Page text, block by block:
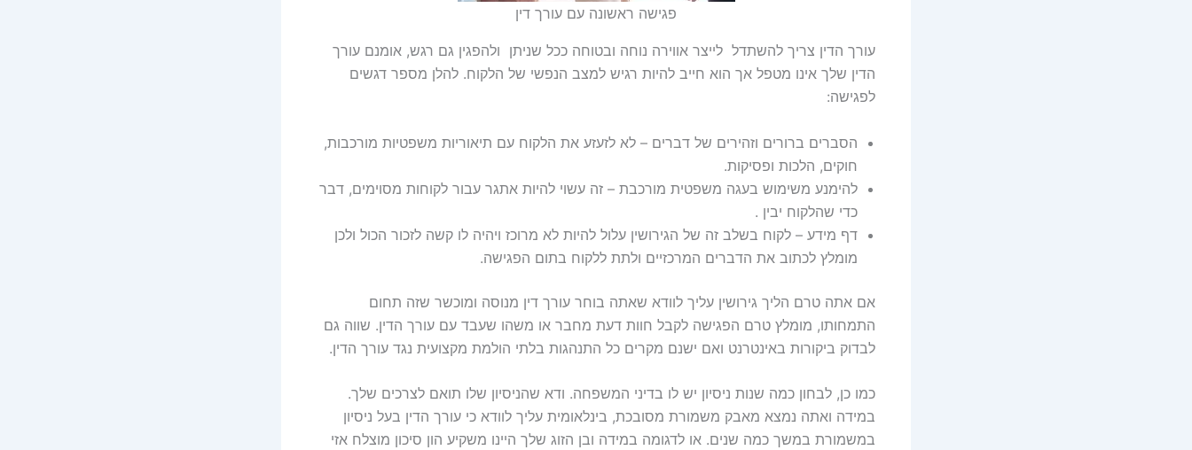
פגישה ראשונה עם עורך דין
עורך הדין צריך להשתדל לייצר אווירה נוחה ובטוחה ככל שניתן ולהפגין גם רגש, אומנם עורך
הדין שלך אינו מטפל אך הוא חייב להיות רגיש למצב הנפשי של הלקוח. להלן מספר דגשים
לפגישה:
הסברים ברורים וזהירים של דברים – לא לזעזע את הלקוח עם תיאוריות משפטיות מורכבות,
חוקים, הלכות ופסיקות.
להימנע משימוש בעגה משפטית מורכבת – זה עשוי להיות אתגר עבור לקוחות מסוימים, דבר
כדי שהלקוח יבין .
דף מידע – לקוח בשלב זה של הגירושין עלול להיות לא מרוכז ויהיה לו קשה לזכור הכול ולכן
מומלץ לכתוב את הדברים המרכזיים ולתת ללקוח בתום הפגישה.
אם אתה טרם הליך גירושין עליך לוודא שאתה בוחר עורך דין מנוסה ומוכשר שזה תחום
התמחותו, מומלץ טרם הפגישה לקבל חוות דעת מחבר או משהו שעבד עם עורך הדין. שווה גם
לבדוק ביקורות באינטרנט ואם ישנם מקרים כל התנהגות בלתי הולמת מקצועית נגד עורך הדין.
כמו כן, לבחון כמה שנות ניסיון יש לו בדיני המשפחה. ודא שהניסיון שלו תואם לצרכים שלך.
במידה ואתה נמצא מאבק משמורת מסובכת, בינלאומית עליך לוודא כי עורך הדין בעל ניסיון
במשמורת במשך כמה שנים. או לדגומה במידה ובן הזוג שלך היינו משקיע הון סיכון מוצלח אזי